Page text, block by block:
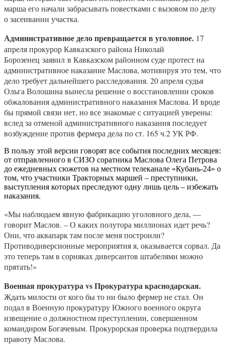
марша его начали забрасывать повестками с вызовом по делу
о засеивании участка.
Административное дело превращается в уголовное. 17
апреля прокурор Кавказского района Николай
Борозенец заявил в Кавказском районном суде протест на
административное наказание Маслова, мотивируя это тем, что
дело требует дальнейшего расследования. 20 апреля судья
Ольга Волошина вынесла решение о восстановлении сроков
обжалования административного наказания Маслова. И вроде
бы прямой связи нет, но все знакомые с ситуацией уверены:
вслед за отменой административного наказания последует
возбуждение против фермера дела по ст. 165 ч.2 УК РФ.
В пользу этой версии говорят все события последних месяцев:
от отправленного в СИЗО соратника Маслова Олега Петрова
до ежедневных сюжетов на местном телеканале «Кубань-24» о
том, что участники Тракторных маршей – преступники,
выступления которых преследуют одну лишь цель – избежать
наказания.
«Мы наблюдаем явную фабрикацию уголовного дела, —
говорит Маслов. – О каких полутора миллионах идет речь?
Они, что аквапарк там после меня построили?
Противодиверсионные мероприятия я, оказывается сорвал. Да
это теперь там в сорняках диверсантов штабелями можно
прятать!»
Военная прокуратура vs Прокуратура краснодарская.
Ждать милости от кого бы то ни было фермер не стал. Он
подал в Военную прокуратуру Южного военного округа
извещение о должностном преступлении, совершенном
командиром Богачевым. Прокурорская проверка подтвердила
правоту Маслова.